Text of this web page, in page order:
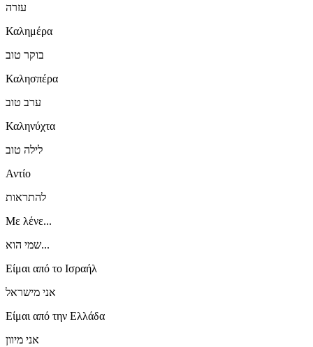
עזרה
Καλημέρα
בוקר טוב
Καλησπέρα
ערב טוב
Καληνύχτα
לילה טוב
Αντίο
להתראות
Με λένε...
שמי הוא...
Είμαι από το Ισραήλ
אני מישראל
Είμαι από την Ελλάδα
אני מיוון